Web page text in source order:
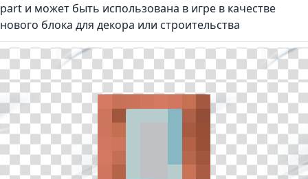
part и может быть использована в игре в качестве
нового блока для декора или строительства